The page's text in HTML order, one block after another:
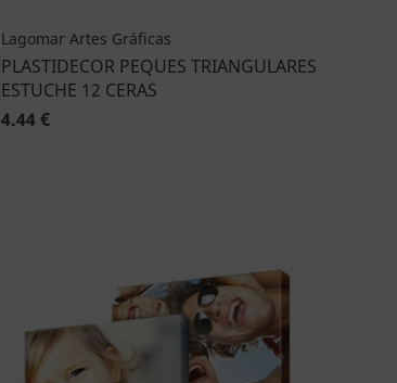
Lagomar Artes Gráficas
PLASTIDECOR PEQUES TRIANGULARES
ESTUCHE 12 CERAS
4.44 €